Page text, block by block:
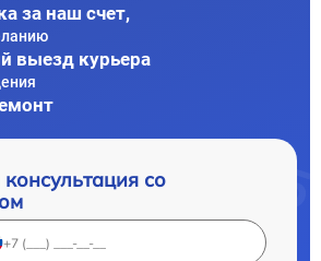
за наш счет,
выезд курьера
со